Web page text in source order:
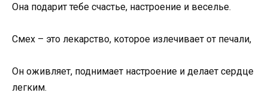
Она подарит тебе счастье, настроение и веселье.
Смех – это лекарство, которое излечивает от печали,
Он оживляет, поднимает настроение и делает сердце
легким.